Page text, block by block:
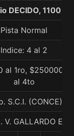
DECIDO, 1100
Pista Normal
Indice: 4 al 2
al 1ro, $250000
al 4to
S.C.I. (CONCE)
V. GALLARDO E.